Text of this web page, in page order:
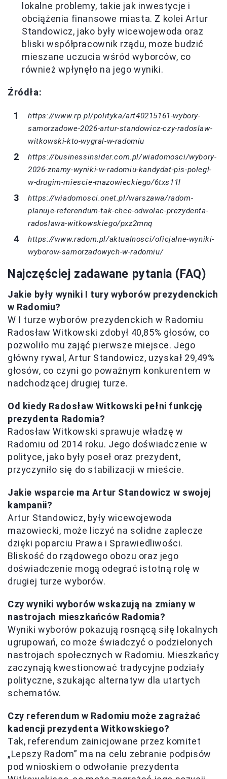
lokalne problemy, takie jak inwestycje i
obciążenia finansowe miasta. Z kolei Artur
Standowicz, jako były wicewojewoda oraz
bliski współpracownik rządu, może budzić
mieszane uczucia wśród wyborców, co
również wpłynęło na jego wyniki.
Źródła:
https://www.rp.pl/polityka/art40215161-wybory-
samorzadowe-2026-artur-standowicz-czy-radoslaw-
witkowski-kto-wygral-w-radomiu
https://businessinsider.com.pl/wiadomosci/wybory-
2026-znamy-wyniki-w-radomiu-kandydat-pis-polegl-
w-drugim-miescie-mazowieckiego/6txs11l
https://wiadomosci.onet.pl/warszawa/radom-
planuje-referendum-tak-chce-odwolac-prezydenta-
radoslawa-witkowskiego/pxz2mnq
https://www.radom.pl/aktualnosci/oficjalne-wyniki-
wyborow-samorzadowych-w-radomiu/
Najczęściej zadawane pytania (FAQ)
Jakie były wyniki I tury wyborów prezydenckich
w Radomiu?
W I turze wyborów prezydenckich w Radomiu
Radosław Witkowski zdobył 40,85% głosów, co
pozwoliło mu zająć pierwsze miejsce. Jego
główny rywal, Artur Standowicz, uzyskał 29,49%
głosów, co czyni go poważnym konkurentem w
nadchodzącej drugiej turze.
Od kiedy Radosław Witkowski pełni funkcję
prezydenta Radomia?
Radosław Witkowski sprawuje władzę w
Radomiu od 2014 roku. Jego doświadczenie w
polityce, jako były poseł oraz prezydent,
przyczyniło się do stabilizacji w mieście.
Jakie wsparcie ma Artur Standowicz w swojej
kampanii?
Artur Standowicz, były wicewojewoda
mazowiecki, może liczyć na solidne zaplecze
dzięki poparciu Prawa i Sprawiedliwości.
Bliskość do rządowego obozu oraz jego
doświadczenie mogą odegrać istotną rolę w
drugiej turze wyborów.
Czy wyniki wyborów wskazują na zmiany w
nastrojach mieszkańców Radomia?
Wyniki wyborów pokazują rosnącą siłę lokalnych
ugrupowań, co może świadczyć o podzielonych
nastrojach społecznych w Radomiu. Mieszkańcy
zaczynają kwestionować tradycyjne podziały
polityczne, szukając alternatyw dla utartych
schematów.
Czy referendum w Radomiu może zagrażać
kadencji prezydenta Witkowskiego?
Tak, referendum zainicjowane przez komitet
„Lepszy Radom” ma na celu zebranie podpisów
pod wnioskiem o odwołanie prezydenta